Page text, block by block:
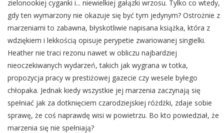
zielonookiej cyganki i... niewielkiej gałązki wrzosu. Tylko co wtedy,
gdy ten wymarzony nie okazuje się być tym jedynym? Ostrożnie z
marzeniami to zabawna, błyskotliwie napisana książka, która z
wdziękiem i lekkością opisuje perypetie zwariowanej singielki.
Heather nie traci rezonu nawet w obliczu najbardziej
nieoczekiwanych wydarzeń, takich jak wygrana w totka,
propozycja pracy w prestiżowej gazecie czy wesele byłego
chłopaka. Jednak kiedy wszystkie jej marzenia zaczynają się
spełniać jak za dotknięciem czarodziejskiej różdżki, zdaje sobie
sprawę, że coś naprawdę wisi w powietrzu. Bo kto powiedział, że
marzenia się nie spełniają?